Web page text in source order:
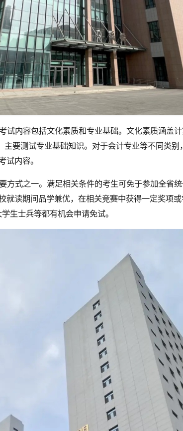
试内容包括文化素质和专业基础。文化素质涵盖
要测试专业基础知识。对于会计专业等不同类别
试内容。
方式之一。满足相关条件的考生可免于参加全省
就读期间品学兼优，在相关竞赛中获得一定奖项
生士兵等都有机会申请免试。